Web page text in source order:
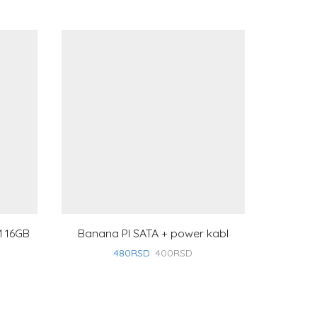
Banana PI SATA + power kabl
480RSD 400RSD